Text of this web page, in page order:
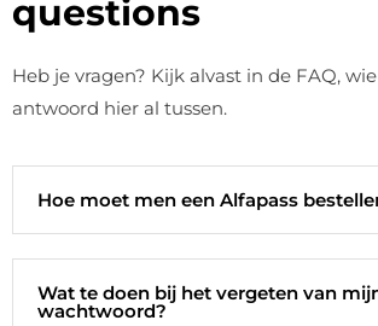
questions
Heb je vragen? Kijk alvast in de FAQ,
antwoord hier al tussen.
Hoe moet men een Alfapass
Wat te doen bij het vergeten van
wachtwoord?